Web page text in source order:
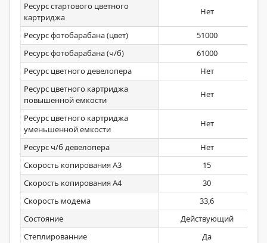
Ресурс стартового цветного
картриджа
Нет
Ресурс фотобарабана (цвет)
51000
Ресурс фотобарабана (ч/б)
61000
Ресурс цветного девелопера
Нет
Ресурс цветного картриджа
повышенной емкости
Нет
Ресурс цветного картриджа
уменьшенной емкости
Нет
Ресурс ч/б девелопера
Нет
Скорость копирования А3
15
Скорость копирования А4
30
Скорость модема
33,6
Состояние
Действующий
Степлированние
Да